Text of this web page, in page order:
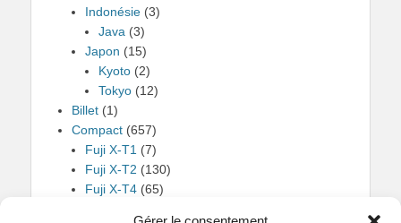
Indonésie (3)
Java (3)
Japon (15)
Kyoto (2)
Tokyo (12)
Billet (1)
Compact (657)
Fuji X-T1 (7)
Fuji X-T2 (130)
Fuji X-T4 (65)